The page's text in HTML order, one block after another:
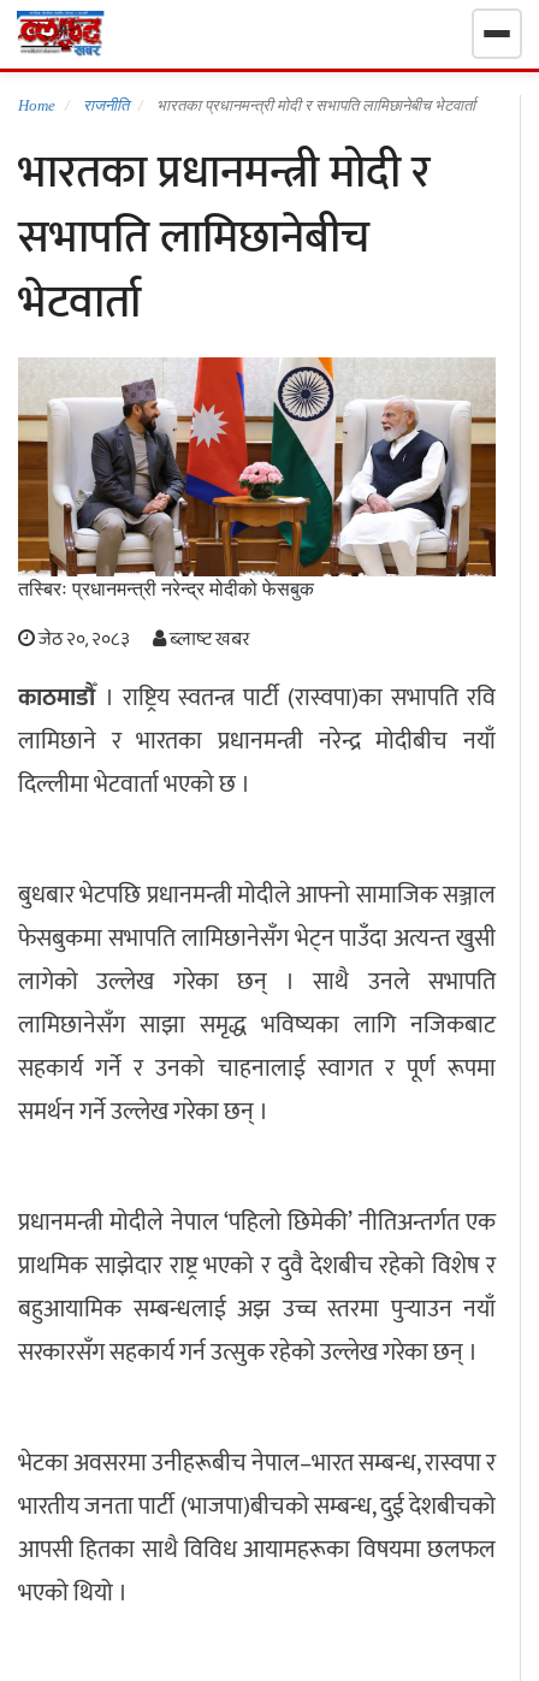
गृहपृष्ठ
निर्वाचन खबर
समाचार
राजनीति
राष्ट्रिय
खेलकुद
स्वास्थ्य
अपराध
छापा समाचार
थप विभाग
छापा संस्करण अर्थ बिचार
Home राजनीति भारतका प्रधानमन्त्री मोदी र सभापति लामिछानेबीच भेटवार्ता
भारतका प्रधानमन्त्री मोदी र
सभापति लामिछानेबीच
भेटवार्ता
तस्बिरः प्रधानमन्त्री नरेन्द्र मोदीको फेसबुक
जेठ २०, २०८३ ब्लाष्ट खबर
काठमाडौँ । राष्ट्रिय स्वतन्त्र पार्टी (रास्वपा)का सभापति रवि
लामिछाने र भारतका प्रधानमन्त्री नरेन्द्र मोदीबीच नयाँ
दिल्लीमा भेटवार्ता भएको छ ।
बुधबार भेटपछि प्रधानमन्त्री मोदीले आफ्नो सामाजिक सञ्जाल
फेसबुकमा सभापति लामिछानेसँग भेट्न पाउँदा अत्यन्त खुसी
लागेको उल्लेख गरेका छन् । साथै उनले सभापति
लामिछानेसँग साझा समृद्ध भविष्यका लागि नजिकबाट
सहकार्य गर्ने र उनको चाहनालाई स्वागत र पूर्ण रूपमा
समर्थन गर्ने उल्लेख गरेका छन् ।
प्रधानमन्त्री मोदीले नेपाल ‘पहिलो छिमेकी’ नीतिअन्तर्गत एक
प्राथमिक साझेदार राष्ट्र भएको र दुवै देशबीच रहेको विशेष र
बहुआयामिक सम्बन्धलाई अझ उच्च स्तरमा पुर्‍याउन नयाँ
सरकारसँग सहकार्य गर्न उत्सुक रहेको उल्लेख गरेका छन् ।
भेटका अवसरमा उनीहरूबीच नेपाल–भारत सम्बन्ध, रास्वपा र
भारतीय जनता पार्टी (भाजपा)बीचको सम्बन्ध, दुई देशबीचको
आपसी हितका साथै विविध आयामहरूका विषयमा छलफल
भएको थियो ।